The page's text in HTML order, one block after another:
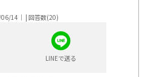
14｜ | 回答数(20)
LINEで送る